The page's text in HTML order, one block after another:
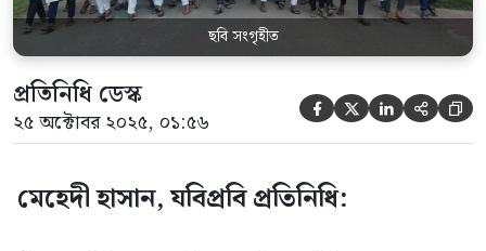
ছবি সংগৃহীত
প্রতিনিধি ডেস্ক
২৫ অক্টোবর ২০২৫, ০১:৫৬     
মেহেদী হাসান, যবিপ্রবি প্রতিনিধি: